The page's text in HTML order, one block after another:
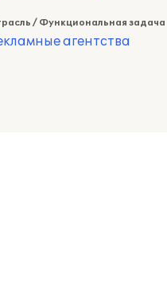
/ Функциональная задача
агентства